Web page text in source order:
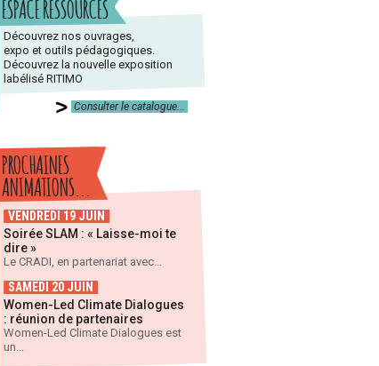
ESPACE RESSOURCES
Découvrez nos ouvrages,
expo et outils pédagogiques.
Découvrez la nouvelle exposition
labélisé RITIMO
Consulter le catalogue...
PROCHAINES
ANIMATIONS...
VENDREDI 19 JUIN
Soirée SLAM : « Laisse-moi te
dire »
Le CRADI, en partenariat avec...
SAMEDI 20 JUIN
Women-Led Climate Dialogues
: réunion de partenaires
Women-Led Climate Dialogues est
un...